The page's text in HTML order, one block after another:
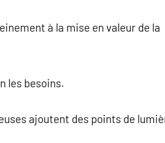
à la mise en valeur de la
les besoins.
ajoutent des points de